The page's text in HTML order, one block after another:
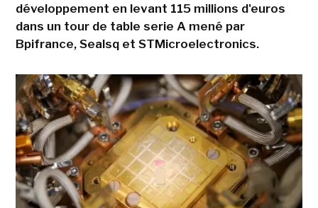
développement en levant 115 millions d'euros
dans un tour de table serie A mené par
Bpifrance, Sealsq et STMicroelectronics.